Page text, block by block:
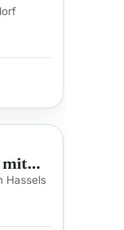
mit
Hassels